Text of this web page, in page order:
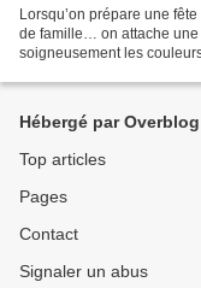
Lorsqu’on prépare une
de famille… on attache une
soigneusement les
Hébergé par Overblog
Top articles
Pages
Contact
Signaler un abus